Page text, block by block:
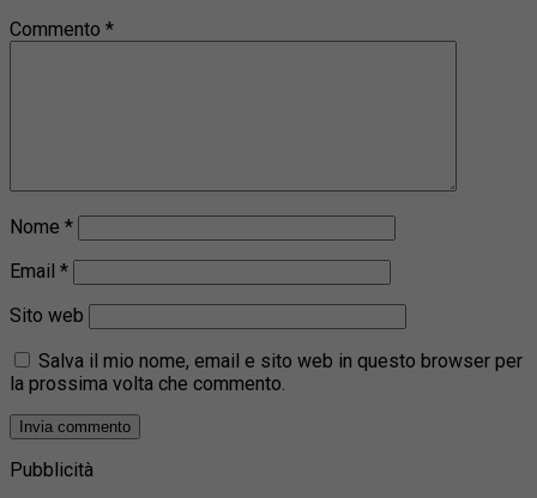
Commento *
Nome *
Email *
Sito web
Salva il mio nome, email e sito web in questo browser per
la prossima volta che commento.
Pubblicità